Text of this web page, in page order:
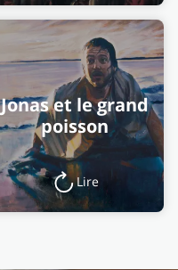
Jonas et le grand
poisson
Lire